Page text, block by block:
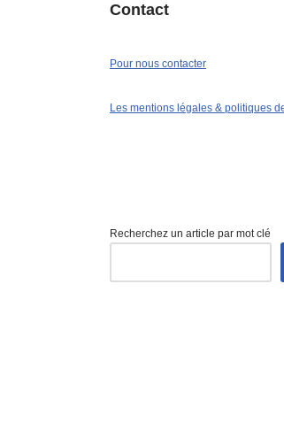
Contact
Pour nous contacter
Les mentions légales & politiques
Recherchez un article par mot clé